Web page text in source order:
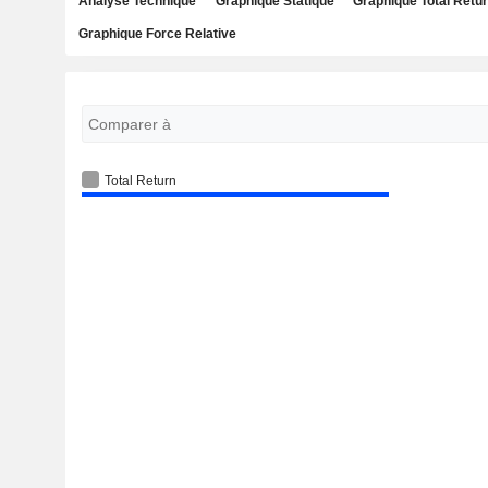
Graphique Force Relative
Total Return